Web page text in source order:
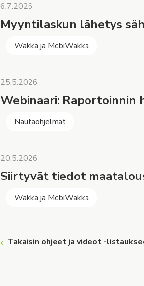
6.7.2026
Myyntilaskun lähetys
Wakka ja MobiWakka
25.5.2026
Webinaari: Raportoinnin
Nautaohjelmat
20.5.2026
Siirtyvät tiedot
Wakka ja MobiWakka
Takaisin ohjeet ja videot -